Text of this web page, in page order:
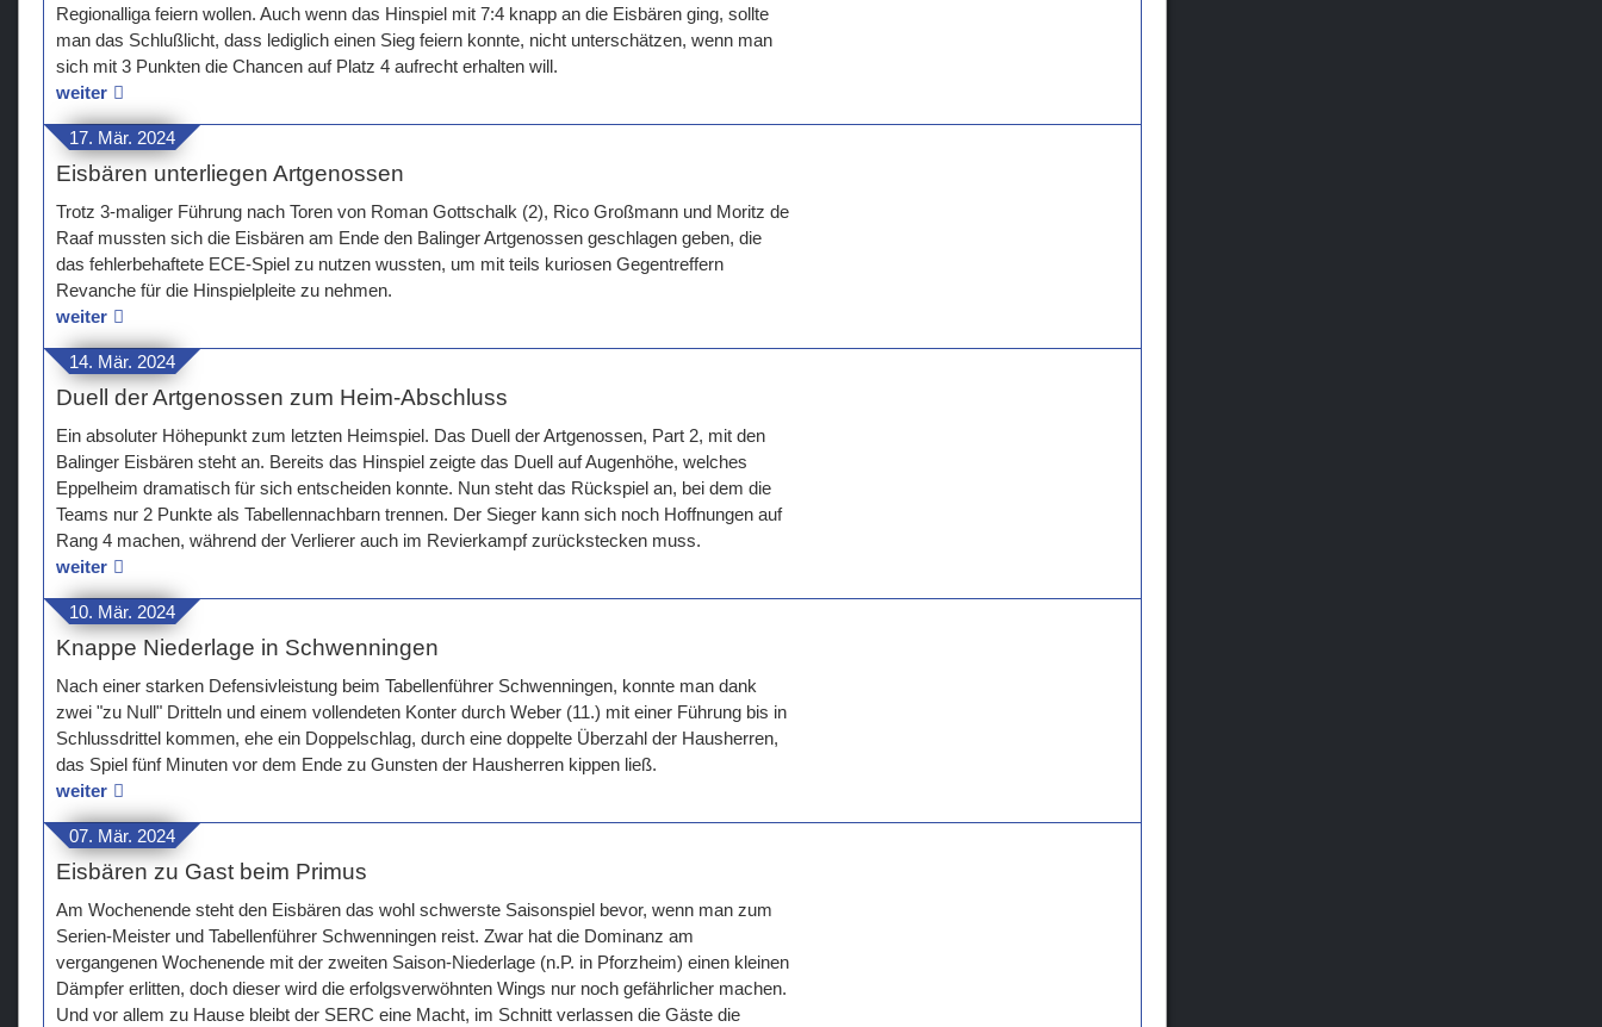
Regionalliga feiern wollen. Auch wenn das Hinspiel mit 7:4 knapp an die Eisbären ging, sollte
man das Schlußlicht, dass lediglich einen Sieg feiern konnte, nicht unterschätzen, wenn man
sich mit 3 Punkten die Chancen auf Platz 4 aufrecht erhalten will.
weiter
17. Mär. 2024
Eisbären unterliegen Artgenossen
Trotz 3-maliger Führung nach Toren von Roman Gottschalk (2), Rico Großmann und Moritz de
Raaf mussten sich die Eisbären am Ende den Balinger Artgenossen geschlagen geben, die
das fehlerbehaftete ECE-Spiel zu nutzen wussten, um mit teils kuriosen Gegentreffern
Revanche für die Hinspielpleite zu nehmen.
weiter
14. Mär. 2024
Duell der Artgenossen zum Heim-Abschluss
Ein absoluter Höhepunkt zum letzten Heimspiel. Das Duell der Artgenossen, Part 2, mit den
Balinger Eisbären steht an. Bereits das Hinspiel zeigte das Duell auf Augenhöhe, welches
Eppelheim dramatisch für sich entscheiden konnte. Nun steht das Rückspiel an, bei dem die
Teams nur 2 Punkte als Tabellennachbarn trennen. Der Sieger kann sich noch Hoffnungen auf
Rang 4 machen, während der Verlierer auch im Revierkampf zurückstecken muss.
weiter
10. Mär. 2024
Knappe Niederlage in Schwenningen
Nach einer starken Defensivleistung beim Tabellenführer Schwenningen, konnte man dank
zwei "zu Null" Dritteln und einem vollendeten Konter durch Weber (11.) mit einer Führung bis in
Schlussdrittel kommen, ehe ein Doppelschlag, durch eine doppelte Überzahl der Hausherren,
das Spiel fünf Minuten vor dem Ende zu Gunsten der Hausherren kippen ließ.
weiter
07. Mär. 2024
Eisbären zu Gast beim Primus
Am Wochenende steht den Eisbären das wohl schwerste Saisonspiel bevor, wenn man zum
Serien-Meister und Tabellenführer Schwenningen reist. Zwar hat die Dominanz am
vergangenen Wochenende mit der zweiten Saison-Niederlage (n.P. in Pforzheim) einen kleinen
Dämpfer erlitten, doch dieser wird die erfolgsverwöhnten Wings nur noch gefährlicher machen.
Und vor allem zu Hause bleibt der SERC eine Macht, im Schnitt verlassen die Gäste die